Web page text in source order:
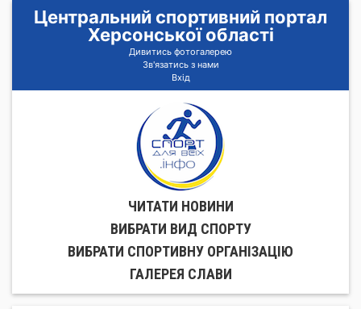
Центральний спортивний портал
Херсонської області
Дивитись фотогалерею
Зв'язатись з нами
Вхід
ЧИТАТИ НОВИНИ
ВИБРАТИ ВИД СПОРТУ
ВИБРАТИ СПОРТИВНУ ОРГАНIЗАЦIЮ
ГАЛЕРЕЯ СЛАВИ